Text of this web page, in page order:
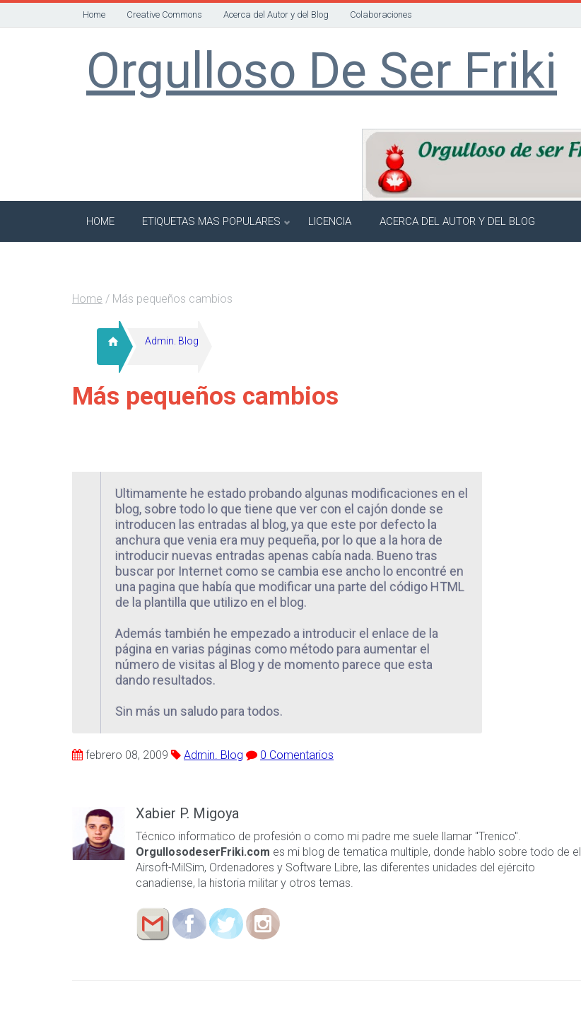
Home Creative Commons Acerca del Autor y del Blog Colaboraciones
Orgulloso De Ser Friki
HOME ETIQUETAS MAS POPULARES LICENCIA ACERCA DEL AUTOR Y DEL BLOG
Home / Más pequeños cambios
Admin. Blog
Más pequeños cambios
Ultimamente he estado probando algunas modificaciones en el
blog, sobre todo lo que tiene que ver con el cajón donde se
introducen las entradas al blog, ya que este por defecto la
anchura que venia era muy pequeña, por lo que a la hora de
introducir nuevas entradas apenas cabía nada. Bueno tras
buscar por Internet como se cambia ese ancho lo encontré en
una pagina que había que modificar una parte del código HTML
de la plantilla que utilizo en el blog.
Además también he empezado a introducir el enlace de la
página en varias páginas como método para aumentar el
número de visitas al Blog y de momento parece que esta
dando resultados.
Sin más un saludo para todos.
febrero 08, 2009 Admin. Blog 0 Comentarios
Xabier P. Migoya
Técnico informatico de profesión o como mi padre me suele llamar "Trenico".
OrgullosodeserFriki.com es mi blog de tematica multiple, donde hablo sobre todo de el
Airsoft-MilSim, Ordenadores y Software Libre, las diferentes unidades del ejército
canadiense, la historia militar y otros temas.